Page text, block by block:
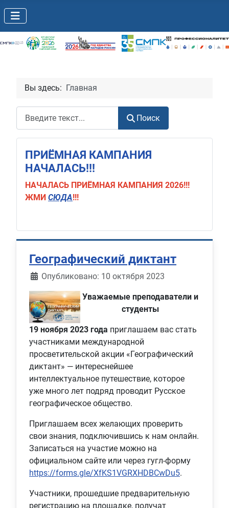
Вы здесь: Главная
Поиск
ПРИЁМНАЯ КАМПАНИЯ
НАЧАЛАСЬ!!!
НАЧАЛАСЬ ПРИЁМНАЯ КАМПАНИЯ 2026!!!
ЖМИ СЮДА!!!
Географический диктант
Информация о материале
Опубликовано: 10 октября 2023
Уважаемые преподаватели и
студенты
19 ноября 2023 года приглашаем вас стать
участниками международной
просветительской акции «Географический
диктант» — интереснейшее
интеллектуальное путешествие, которое
уже много лет подряд проводит Русское
географическое общество.
Приглашаем всех желающих проверить
свои знания, подключившись к нам онлайн.
Записаться на участие можно на
официальном сайте или через гугл-форму
https://forms.gle/XfKS1VGRXHDBCwDu5.
Участники, прошедшие предварительную
регистрацию на площадке, получат